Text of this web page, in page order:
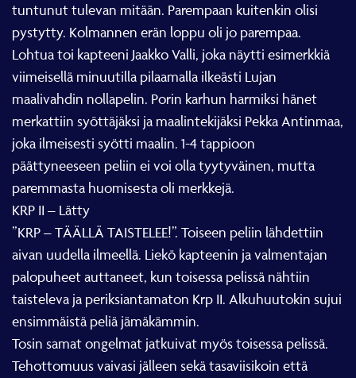
tuntunut tulevan mitään. Parempaan kuitenkin olisi
pystytty. Kolmannen erän loppu oli jo parempaa.
Lohtua toi kapteeni Jaakko Valli, joka näytti esimerkkiä
viimeisellä minuutilla pilaamalla ilkeästi Lujan
maalivahdin nollapelin. Porin karhun harmiksi hänet
merkattiin syöttäjäksi ja maalintekijäksi Pekka Antinmaa,
joka ilmeisesti syötti maalin. 1-4 tappioon
päättyneeseen peliin ei voi olla tyytyväinen, mutta
paremmasta huomisesta oli merkkejä.
KRP II – Lätty
”KRP – TÄÄLLÄ TAISTELEE!”. Toiseen peliin lähdettiin
aivan uudella ilmeellä. Liekö kapteenin ja valmentajan
palopuheet auttaneet, kun toisessa pelissä nähtiin
taisteleva ja periksiantamaton Krp II. Alkuhuutokin sujui
ensimmäistä peliä jämäkämmin.
Tosin samat ongelmat jatkuivat myös toisessa pelissä.
Tehottomuus vaivasi jälleen sekä tasaviisikoin että